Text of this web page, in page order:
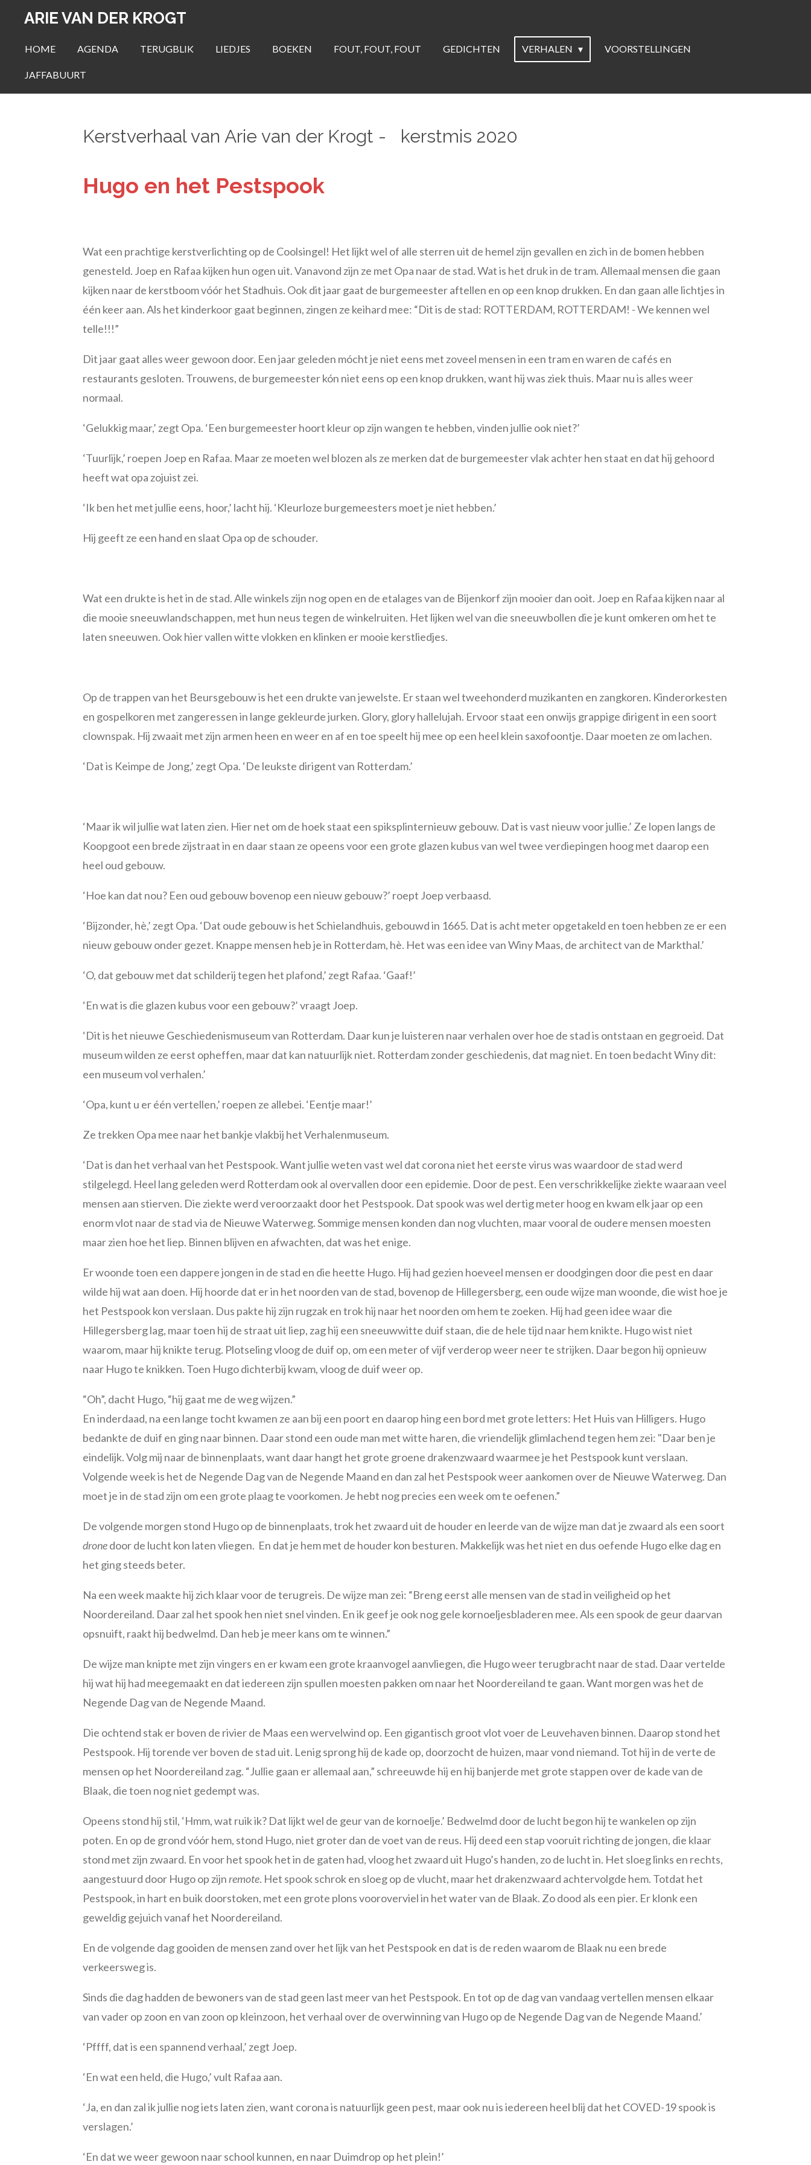
naar
hoofdinhoud
ARIE VAN DER KROGT
HOME AGENDA TERUGBLIK LIEDJES BOEKEN FOUT, FOUT, FOUT GEDICHTEN VERHALEN VOORSTELLINGEN
JAFFABUURT
Kerstverhaal van Arie van der Krogt - kerstmis 2020
Hugo en het Pestspook
Wat een prachtige kerstverlichting op de Coolsingel! Het lijkt wel of alle sterren uit de hemel zijn gevallen en zich in de bomen hebben
genesteld. Joep en Rafaa kijken hun ogen uit. Vanavond zijn ze met Opa naar de stad. Wat is het druk in de tram. Allemaal mensen die gaan
kijken naar de kerstboom vóór het Stadhuis. Ook dit jaar gaat de burgemeester aftellen en op een knop drukken. En dan gaan alle lichtjes in
één keer aan. Als het kinderkoor gaat beginnen, zingen ze keihard mee: “Dit is de stad: ROTTERDAM, ROTTERDAM! - We kennen wel
telle!!!”
Dit jaar gaat alles weer gewoon door. Een jaar geleden mócht je niet eens met zoveel mensen in een tram en waren de cafés en
restaurants gesloten. Trouwens, de burgemeester kón niet eens op een knop drukken, want hij was ziek thuis. Maar nu is alles weer
normaal.
‘Gelukkig maar,’ zegt Opa. ‘Een burgemeester hoort kleur op zijn wangen te hebben, vinden jullie ook niet?’
‘Tuurlijk,’ roepen Joep en Rafaa. Maar ze moeten wel blozen als ze merken dat de burgemeester vlak achter hen staat en dat hij gehoord
heeft wat opa zojuist zei.
‘Ik ben het met jullie eens, hoor,’ lacht hij. ‘Kleurloze burgemeesters moet je niet hebben.’
Hij geeft ze een hand en slaat Opa op de schouder.
Wat een drukte is het in de stad. Alle winkels zijn nog open en de etalages van de Bijenkorf zijn mooier dan ooit. Joep en Rafaa kijken naar al
die mooie sneeuwlandschappen, met hun neus tegen de winkelruiten. Het lijken wel van die sneeuwbollen die je kunt omkeren om het te
laten sneeuwen. Ook hier vallen witte vlokken en klinken er mooie kerstliedjes.
Op de trappen van het Beursgebouw is het een drukte van jewelste. Er staan wel tweehonderd muzikanten en zangkoren. Kinderorkesten
en gospelkoren met zangeressen in lange gekleurde jurken. Glory, glory hallelujah. Ervoor staat een onwijs grappige dirigent in een soort
clownspak. Hij zwaait met zijn armen heen en weer en af en toe speelt hij mee op een heel klein saxofoontje. Daar moeten ze om lachen.
‘Dat is Keimpe de Jong,’ zegt Opa. ‘De leukste dirigent van Rotterdam.’
‘Maar ik wil jullie wat laten zien. Hier net om de hoek staat een spiksplinternieuw gebouw. Dat is vast nieuw voor jullie.’ Ze lopen langs de
Koopgoot een brede zijstraat in en daar staan ze opeens voor een grote glazen kubus van wel twee verdiepingen hoog met daarop een
heel oud gebouw.
‘Hoe kan dat nou? Een oud gebouw bovenop een nieuw gebouw?’ roept Joep verbaasd.
‘Bijzonder, hè,’ zegt Opa. ‘Dat oude gebouw is het Schielandhuis, gebouwd in 1665. Dat is acht meter opgetakeld en toen hebben ze er een
nieuw gebouw onder gezet. Knappe mensen heb je in Rotterdam, hè. Het was een idee van Winy Maas, de architect van de Markthal.’
‘O, dat gebouw met dat schilderij tegen het plafond,’ zegt Rafaa. ‘Gaaf!’
‘En wat is die glazen kubus voor een gebouw?’ vraagt Joep.
‘Dit is het nieuwe Geschiedenismuseum van Rotterdam. Daar kun je luisteren naar verhalen over hoe de stad is ontstaan en gegroeid. Dat
museum wilden ze eerst opheffen, maar dat kan natuurlijk niet. Rotterdam zonder geschiedenis, dat mag niet. En toen bedacht Winy dit:
een museum vol verhalen.’
‘Opa, kunt u er één vertellen,’ roepen ze allebei. ‘Eentje maar!’
Ze trekken Opa mee naar het bankje vlakbij het Verhalenmuseum.
‘Dat is dan het verhaal van het Pestspook. Want jullie weten vast wel dat corona niet het eerste virus was waardoor de stad werd
stilgelegd. Heel lang geleden werd Rotterdam ook al overvallen door een epidemie. Door de pest. Een verschrikkelijke ziekte waaraan veel
mensen aan stierven. Die ziekte werd veroorzaakt door het Pestspook. Dat spook was wel dertig meter hoog en kwam elk jaar op een
enorm vlot naar de stad via de Nieuwe Waterweg. Sommige mensen konden dan nog vluchten, maar vooral de oudere mensen moesten
maar zien hoe het liep. Binnen blijven en afwachten, dat was het enige.
Er woonde toen een dappere jongen in de stad en die heette Hugo. Hij had gezien hoeveel mensen er doodgingen door die pest en daar
wilde hij wat aan doen. Hij hoorde dat er in het noorden van de stad, bovenop de Hillegersberg, een oude wijze man woonde, die wist hoe je
het Pestspook kon verslaan. Dus pakte hij zijn rugzak en trok hij naar het noorden om hem te zoeken. Hij had geen idee waar die
Hillegersberg lag, maar toen hij de straat uit liep, zag hij een sneeuwwitte duif staan, die de hele tijd naar hem knikte. Hugo wist niet
waarom, maar hij knikte terug. Plotseling vloog de duif op, om een meter of vijf verderop weer neer te strijken. Daar begon hij opnieuw
naar Hugo te knikken. Toen Hugo dichterbij kwam, vloog de duif weer op.
“Oh”, dacht Hugo, “hij gaat me de weg wijzen.”
En inderdaad, na een lange tocht kwamen ze aan bij een poort en daarop hing een bord met grote letters: Het Huis van Hilligers. Hugo
bedankte de duif en ging naar binnen. Daar stond een oude man met witte haren, die vriendelijk glimlachend tegen hem zei: "Daar ben je
eindelijk. Volg mij naar de binnenplaats, want daar hangt het grote groene drakenzwaard waarmee je het Pestspook kunt verslaan.
Volgende week is het de Negende Dag van de Negende Maand en dan zal het Pestspook weer aankomen over de Nieuwe Waterweg. Dan
moet je in de stad zijn om een grote plaag te voorkomen. Je hebt nog precies een week om te oefenen.”
De volgende morgen stond Hugo op de binnenplaats, trok het zwaard uit de houder en leerde van de wijze man dat je zwaard als een soort
dronedoor de lucht kon laten vliegen. En dat je hem met de houder kon besturen. Makkelijk was het niet en dus oefende Hugo elke dag en
het ging steeds beter.
Na een week maakte hij zich klaar voor de terugreis. De wijze man zei: “Breng eerst alle mensen van de stad in veiligheid op het
Noordereiland. Daar zal het spook hen niet snel vinden. En ik geef je ook nog gele kornoeljesbladeren mee. Als een spook de geur daarvan
opsnuift, raakt hij bedwelmd. Dan heb je meer kans om te winnen.”
De wijze man knipte met zijn vingers en er kwam een grote kraanvogel aanvliegen, die Hugo weer terugbracht naar de stad. Daar vertelde
hij wat hij had meegemaakt en dat iedereen zijn spullen moesten pakken om naar het Noordereiland te gaan. Want morgen was het de
Negende Dag van de Negende Maand.
Die ochtend stak er boven de rivier de Maas een wervelwind op. Een gigantisch groot vlot voer de Leuvehaven binnen. Daarop stond het
Pestspook. Hij torende ver boven de stad uit. Lenig sprong hij de kade op, doorzocht de huizen, maar vond niemand. Tot hij in de verte de
mensen op het Noordereiland zag. “Jullie gaan er allemaal aan,” schreeuwde hij en hij banjerde met grote stappen over de kade van de
Blaak, die toen nog niet gedempt was.
Opeens stond hij stil, ‘Hmm, wat ruik ik? Dat lijkt wel de geur van de kornoelje.’ Bedwelmd door de lucht begon hij te wankelen op zijn
poten. En op de grond vóór hem, stond Hugo, niet groter dan de voet van de reus. Hij deed een stap vooruit richting de jongen, die klaar
stond met zijn zwaard. En voor het spook het in de gaten had, vloog het zwaard uit Hugo’s handen, zo de lucht in. Het sloeg links en rechts,
aangestuurd door Hugo op zijnremote. Het spook schrok en sloeg op de vlucht, maar het drakenzwaard achtervolgde hem. Totdat het
Pestspook, in hart en buik doorstoken, met een grote plons vooroverviel in het water van de Blaak. Zo dood als een pier. Er klonk een
geweldig gejuich vanaf het Noordereiland.
En de volgende dag gooiden de mensen zand over het lijk van het Pestspook en dat is de reden waarom de Blaak nu een brede
verkeersweg is.
Sinds die dag hadden de bewoners van de stad geen last meer van het Pestspook. En tot op de dag van vandaag vertellen mensen elkaar
van vader op zoon en van zoon op kleinzoon, het verhaal over de overwinning van Hugo op de Negende Dag van de Negende Maand.’
‘Pffff, dat is een spannend verhaal,’ zegt Joep.
‘En wat een held, die Hugo,’ vult Rafaa aan.
‘Ja, en dan zal ik jullie nog iets laten zien, want corona is natuurlijk geen pest, maar ook nu is iedereen heel blij dat het COVED-19 spook is
verslagen.’
‘En dat we weer gewoon naar school kunnen, en naar Duimdrop op het plein!’